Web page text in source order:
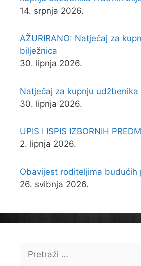
14. srpnja 2026.
AŽURIRANO: Natječaj za
bilježnica
30. lipnja 2026.
Natječaj za kupnju udžbenika
30. lipnja 2026.
UPIS I ISPIS IZBORNIH
2. lipnja 2026.
Obavijest roditeljima budućih
26. svibnja 2026.